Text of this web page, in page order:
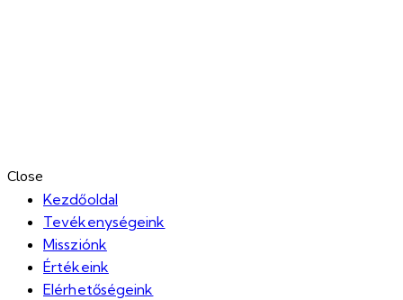
Close
Kezdőoldal
Tevékenységeink
Missziónk
Értékeink
Elérhetőségeink